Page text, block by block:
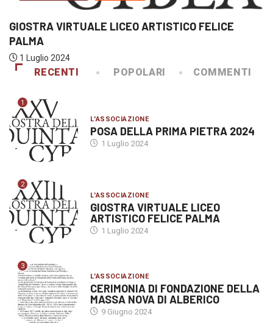
GIOSTRA VIRTUALE LICEO ARTISTICO FELICE
PALMA
1 Luglio 2024
RECENTI POPOLARI COMMENTI
1
L'ASSOCIAZIONE
POSA DELLA PRIMA PIETRA 2024
1 Luglio 2024
2
L'ASSOCIAZIONE
GIOSTRA VIRTUALE LICEO
ARTISTICO FELICE PALMA
1 Luglio 2024
3
L'ASSOCIAZIONE
CERIMONIA DI FONDAZIONE DELLA
MASSA NOVA DI ALBERICO
9 Giugno 2024